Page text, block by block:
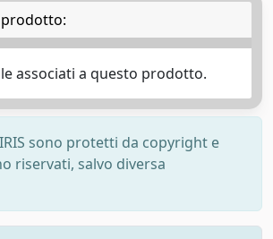
associati a questo prodotto.
sono protetti da copyright e
riservati, salvo diversa